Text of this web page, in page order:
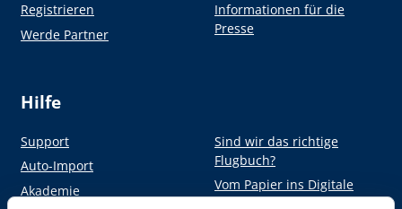
Registrieren
Werde Partner
Informationen für die
Presse
Hilfe
Support
Auto-Import
Akademie
Sind wir das richtige
Flugbuch?
Vom Papier ins Digitale